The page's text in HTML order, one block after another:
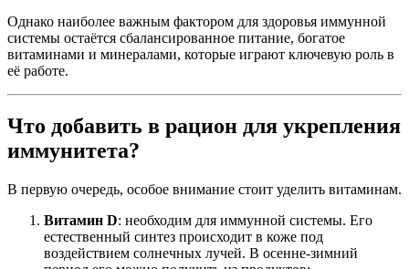
Однако наиболее важным фактором для здоровья иммунной
системы остаётся сбалансированное питание, богатое
витаминами и минералами, которые играют ключевую роль в
её работе.
Что добавить в рацион для укрепления
иммунитета?
В первую очередь, особое внимание стоит уделить витаминам.
Витамин D: необходим для иммунной системы. Его
естественный синтез происходит в коже под
воздействием солнечных лучей. В осенне-зимний